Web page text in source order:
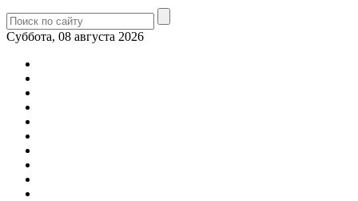
Суббота, 08 августа 2026